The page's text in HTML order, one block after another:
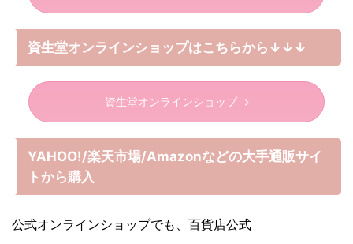
資生堂オンラインショップはこちらから↓↓↓
資生堂オンラインショップ
YAHOO!/楽天市場/Amazonなどの大手通販サイ
トから購入
公式オンラインショップでも、百貨店公式